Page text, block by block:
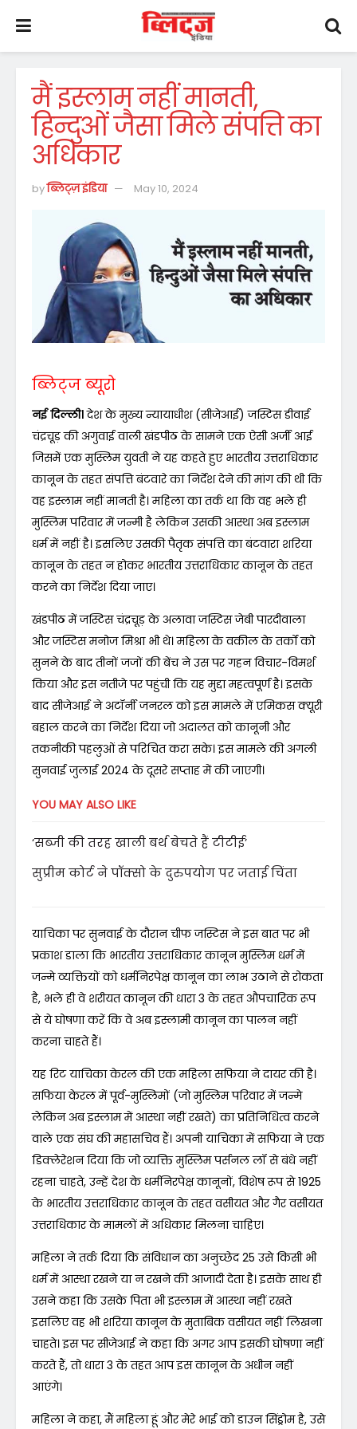
मैं इस्लाम नहीं मानती,
हिन्दुओं जैसा मिले संपत्ति का
अधिकार
byब्लिट्ज़ इंडिया May 10, 2024
ब्लिट्ज ब्यूरो
नई दिल्ली।देश के मुख्य न्यायाधीश (सीजेआई) जस्टिस डीवाई
चंद्रचूड़ की अगुवाई वाली खंडपीठ के सामने एक ऐसी अर्जी आई
जिसमें एक मुस्लिम युवती ने यह कहते हुए भारतीय उत्तराधिकार
कानून के तहत संपत्ति बंटवारे का निर्देश देने की मांग की थी कि
वह इस्लाम नहीं मानती है। महिला का तर्क था कि वह भले ही
मुस्लिम परिवार में जन्मी है लेकिन उसकी आस्था अब इस्लाम
धर्म में नहीं है। इसलिए उसकी पैतृक संपत्ति का बंटवारा शरिया
कानून के तहत न होकर भारतीय उत्तराधिकार कानून के तहत
करने का निर्देश दिया जाए।
खंडपीठ में जस्टिस चंद्रचूड़ के अलावा जस्टिस जेबी पारदीवाला
और जस्टिस मनोज मिश्रा भी थे। महिला के वकील के तर्कों को
सुनने के बाद तीनों जजों की बेंच ने उस पर गहन विचार-विमर्श
किया और इस नतीजे पर पहुंची कि यह मुद्दा महत्वपूर्ण है। इसके
बाद सीजेआई ने अटॉर्नी जनरल को इस मामले में एमिकस क्यूरी
बहाल करने का निर्देश दिया जो अदालत को कानूनी और
तकनीकी पहलुओं से परिचित करा सके। इस मामले की अगली
सुनवाई जुलाई 2024 के दूसरे सप्ताह में की जाएगी।
YOU MAY ALSO LIKE
‘सब्जी की तरह खाली बर्थ बेचते हैं टीटीई’
सुप्रीम कोर्ट ने पॉक्सो के दुरुपयोग पर जताई चिंता
याचिका पर सुनवाई के दौरान चीफ जस्टिस ने इस बात पर भी
प्रकाश डाला कि भारतीय उत्तराधिकार कानून मुस्लिम धर्म में
जन्मे व्यक्तियों को धर्मनिरपेक्ष कानून का लाभ उठाने से रोकता
है, भले ही वे शरीयत कानून की धारा 3 के तहत औपचारिक रूप
से ये घोषणा करें कि वे अब इस्लामी कानून का पालन नहीं
करना चाहते हैं।
यह रिट याचिका केरल की एक महिला सफिया ने दायर की है।
सफिया केरल में पूर्व-मुस्लिमों (जो मुस्लिम परिवार में जन्मे
लेकिन अब इस्लाम में आस्था नहीं रखते) का प्रतिनिधित्व करने
वाले एक संघ की महासचिव हैं। अपनी याचिका में सफिया ने एक
डिक्लेरेशन दिया कि जो व्यक्ति मुस्लिम पर्सनल लॉ से बंधे नहीं
रहना चाहते, उन्हें देश के धर्मनिरपेक्ष कानूनों, विशेष रूप से 1925
के भारतीय उत्तराधिकार कानून के तहत वसीयत और गैर वसीयत
उत्तराधिकार के मामलों में अधिकार मिलना चाहिए।
महिला ने तर्क दिया कि संविधान का अनुच्छेद 25 उसे किसी भी
धर्म में आस्था रखने या न रखने की आजादी देता है। इसके साथ ही
उसने कहा कि उसके पिता भी इस्लाम में आस्था नहीं रखते
इसलिए वह भी शरिया कानून के मुताबिक वसीयत नहीं लिखना
चाहते। इस पर सीजेआई ने कहा कि अगर आप इसकी घोषणा नहीं
करते हैं, तो धारा 3 के तहत आप इस कानून के अधीन नहीं
आएंगे।
महिला ने कहा, मैं महिला हूं और मेरे भाई को डाउन सिंड्रोम है, उसे